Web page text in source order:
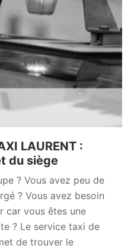
LAURENT :
du siège
? Vous avez peu de
? Vous avez besoin
car vous êtes une
? Le service taxi de
de trouver le